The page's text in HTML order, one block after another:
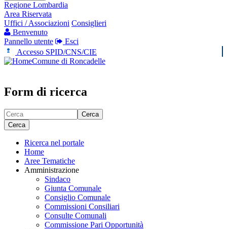
Regione Lombardia
Area Riservata
Uffici / Associazioni Consiglieri
Benvenuto
Pannello utente
Esci
Accesso SPID/CNS/CIE
Comune di Roncadelle
Form di ricerca
Cerca
Cerca
Ricerca nel portale
Home
Aree Tematiche
Amministrazione
Sindaco
Giunta Comunale
Consiglio Comunale
Commissioni Consiliari
Consulte Comunali
Commissione Pari Opportunità